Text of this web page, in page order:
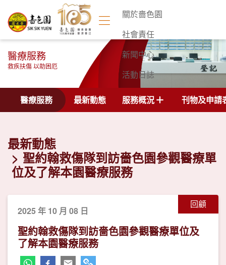
關於嗇色園
社會責任
新聞中心
活動日誌
聯絡我們
醫療服務
救疾扶傷 以助困厄
醫療服務 最新動態 服務概況 刊物及申請
最新動態
聖約翰救傷隊到訪嗇色園參觀醫療單
位及了解本園醫療服務
回顧
2025 年 10 月 08 日
聖約翰救傷隊到訪嗇色園參觀醫療單位及
了解本園醫療服務